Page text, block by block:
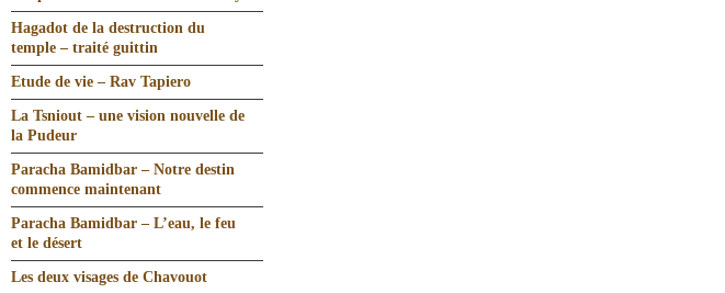
Hagadot de la destruction du
temple – traité guittin
Etude de vie – Rav Tapiero
La Tsniout – une vision nouvelle de
la Pudeur
Paracha Bamidbar – Notre destin
commence maintenant
Paracha Bamidbar – L’eau, le feu
et le désert
Les deux visages de Chavouot